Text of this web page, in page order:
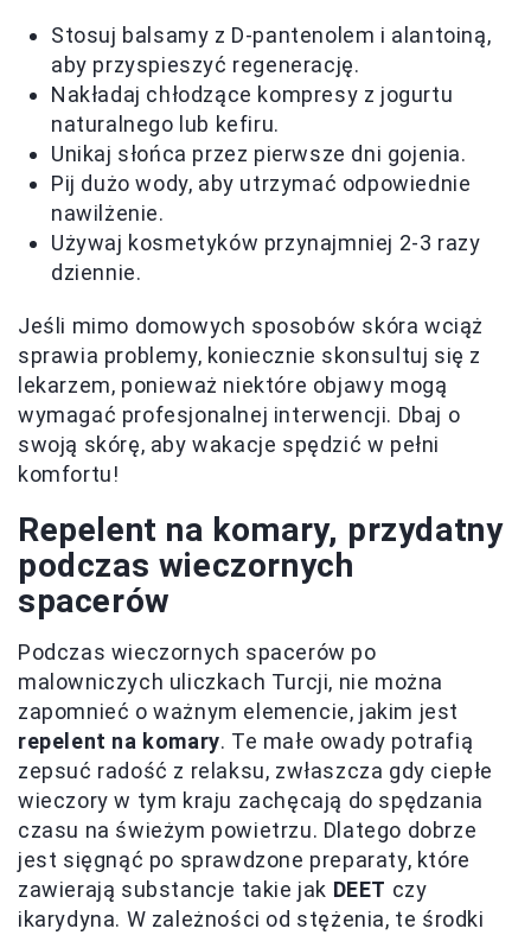
Stosuj balsamy z D-pantenolem i alantoiną,
aby przyspieszyć regenerację.
Nakładaj chłodzące kompresy z jogurtu
naturalnego lub kefiru.
Unikaj słońca przez pierwsze dni gojenia.
Pij dużo wody, aby utrzymać odpowiednie
nawilżenie.
Używaj kosmetyków przynajmniej 2-3 razy
dziennie.
Jeśli mimo domowych sposobów skóra wciąż
sprawia problemy, koniecznie skonsultuj się z
lekarzem, ponieważ niektóre objawy mogą
wymagać profesjonalnej interwencji. Dbaj o
swoją skórę, aby wakacje spędzić w pełni
komfortu!
Repelent na komary, przydatny
podczas wieczornych
spacerów
Podczas wieczornych spacerów po
malowniczych uliczkach Turcji, nie można
zapomnieć o ważnym elemencie, jakim jest
repelent na komary. Te małe owady potrafią
zepsuć radość z relaksu, zwłaszcza gdy ciepłe
wieczory w tym kraju zachęcają do spędzania
czasu na świeżym powietrzu. Dlatego dobrze
jest sięgnąć po sprawdzone preparaty, które
zawierają substancje takie jak DEET czy
ikarydyna. W zależności od stężenia, te środki